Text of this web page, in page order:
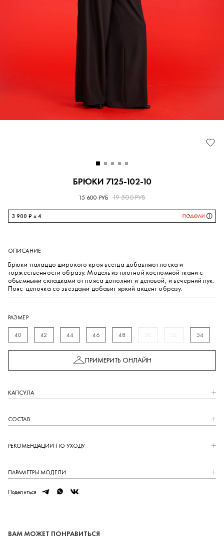
БРЮКИ 7125-102-10
15 600 РУБ 19 500 РУБ
3 900 ₽ x 4
ОПИСАНИЕ
Брюки-палаццо широкого кроя всегда добавляют лоска и
торжественности образу. Модель из плотной костюмной ткани с
объемными складками от пояса дополнит и деловой, и вечерний лук.
Пояс-цепочка со звездами добавит яркий акцент образу.
РАЗМЕР
40 42 44 46 48 50 52 54
ПРИМЕРИТЬ ОНЛАЙН
КАПCУЛА
СОСТАВ
РЕКОМЕНДАЦИИ ПО УХОДУ
ПАРАМЕТРЫ МОДЕЛИ
Поделиться telegramwhatsapp
vk
ВАМ МОЖЕТ ПОНРАВИТЬСЯ